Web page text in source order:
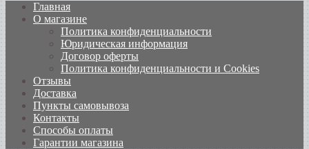
Главная
О магазине
Политика конфиденциальности
Юридическая информация
Договор оферты
Политика конфиденциальности и Cookies
Отзывы
Доставка
Пункты самовывоза
Контакты
Способы оплаты
Гарантии магазина